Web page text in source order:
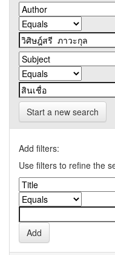
Start a new search
Add filters:
Use filters to refine the